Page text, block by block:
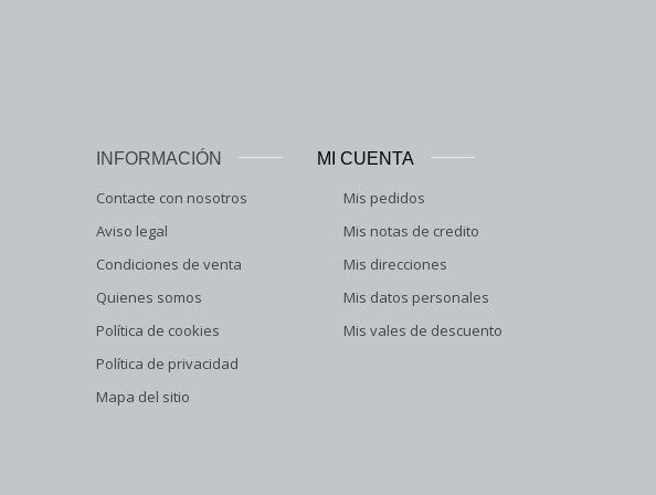
INFORMACIÓN
Contacte con nosotros
Aviso legal
Condiciones de venta
Quienes somos
Política de cookies
Política de privacidad
Mapa del sitio
MI CUENTA
Mis pedidos
Mis notas de credito
Mis direcciones
Mis datos personales
Mis vales de descuento